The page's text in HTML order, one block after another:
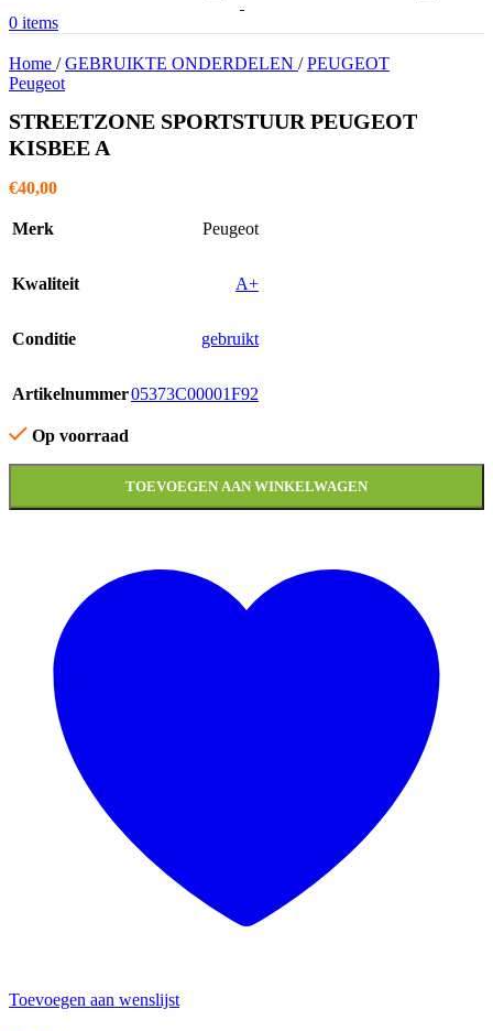
0 items
Home / GEBRUIKTE ONDERDELEN / PEUGEOT
Peugeot
STREETZONE SPORTSTUUR PEUGEOT
KISBEE A
€40,00
Merk Peugeot
Kwaliteit A+
Conditie gebruikt
Artikelnummer05373C00001F92
Op voorraad
TOEVOEGEN AAN WINKELWAGEN
Toevoegen aan wenslijst